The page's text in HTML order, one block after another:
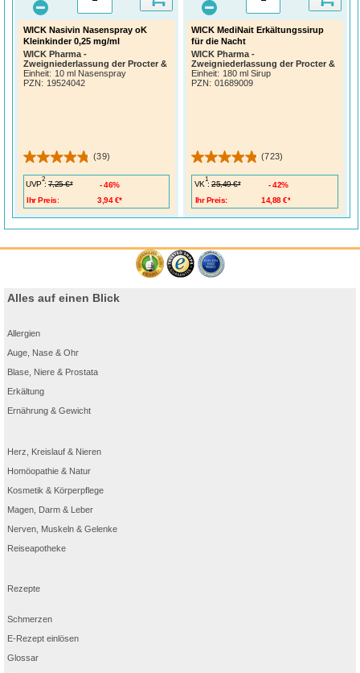
WICK Nasivin Nasenspray oK
Kleinkinder 0,25 mg/ml
WICK Pharma -
Zweigniederlassung der Procter &
Gamble GmbH
Einheit: 10 ml Nasenspray
PZN: 19524042
(39)
UVP
2
: 7,25 €*
Ihr Preis:
3,94 €*
46%
WICK MediNait Erkältungssirup
für die Nacht
WICK Pharma -
Zweigniederlassung der Procter &
Gamble GmbH
Einheit: 180 ml Sirup
PZN: 01689009
(723)
VK
1
: 25,49 €*
Ihr Preis:
14,88 €*
42%
Alles auf einen Blick
Allergien
Auge, Nase & Ohr
Blase, Niere & Prostata
Erkältung
Ernährung & Gewicht
Herz, Kreislauf & Nieren
Homöopathie & Natur
Kosmetik & Körperpflege
Magen, Darm & Leber
Nerven, Muskeln & Gelenke
Reiseapotheke
Rezepte
Schmerzen
E-Rezept einlösen
Glossar